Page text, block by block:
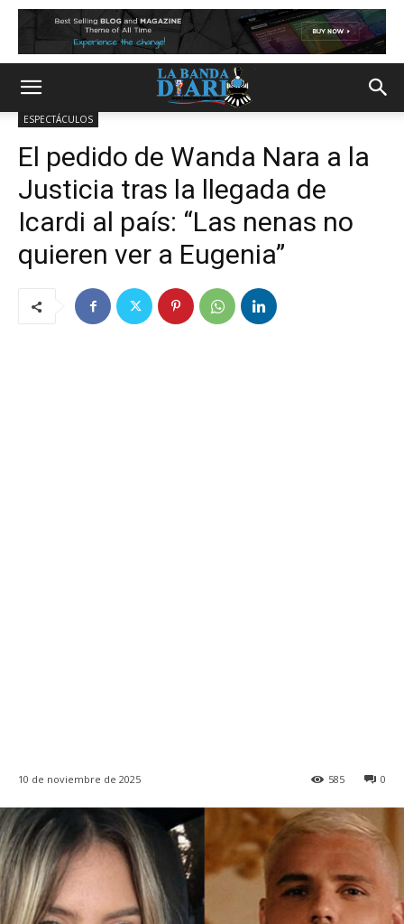
ESPECTÁCULOS
El pedido de Wanda Nara a la
Justicia tras la llegada de
Icardi al país: “Las nenas no
quieren ver a Eugenia”
10 de noviembre de 2025 0
585